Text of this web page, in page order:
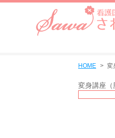
HOME 変
変身講座